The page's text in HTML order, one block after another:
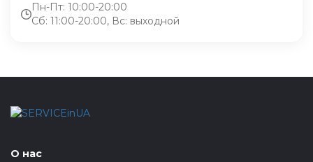
Пн-Пт: 10:00-20:00
Сб: 11:00-20:00, Вс: выходной
О нас